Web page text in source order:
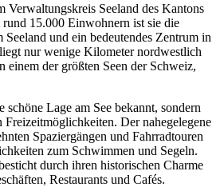
Verwaltungskreis Seeland des Kantons
15.000 Einwohnern ist sie die
und ein bedeutendes Zentrum in
nur wenige Kilometer nordwestlich
einem der größten Seen der Schweiz,
schöne Lage am See bekannt, sondern
Der nahegelegene
Spaziergängen und Fahrradtouren
zum Schwimmen und Segeln.
durch ihren historischen Charme
Restaurants und Cafés.